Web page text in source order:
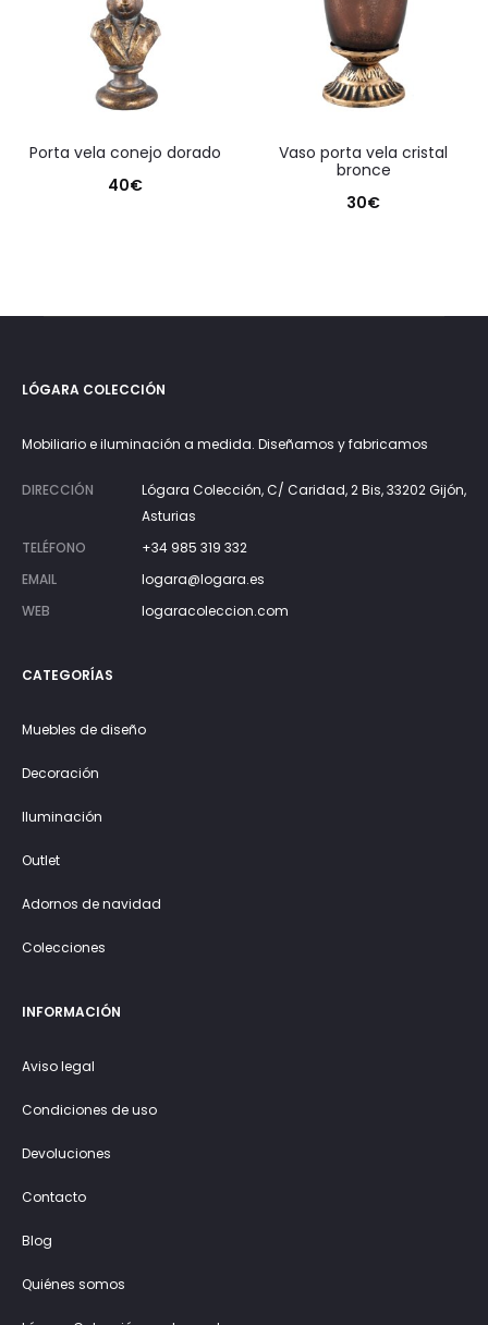
porta vela conejo dorado
40€
vaso porta vela cristal
bronce
30€
LÓGARA COLECCIÓN
Mobiliario e iluminación a medida. Diseñamos y fabricamos
DIRECCIÓN
Lógara Colección, C/ Caridad, 2 Bis, 33202 Gijón,
Asturias
TELÉFONO
+34 985 319 332
EMAIL
logara@logara.es
WEB
logaracoleccion.com
CATEGORÍAS
Muebles de diseño
Decoración
Iluminación
Outlet
Adornos de navidad
Colecciones
INFORMACIÓN
Aviso legal
Condiciones de uso
Devoluciones
Contacto
Blog
Quiénes somos